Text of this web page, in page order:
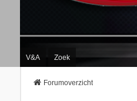
V&A Zoek
Forumoverzicht